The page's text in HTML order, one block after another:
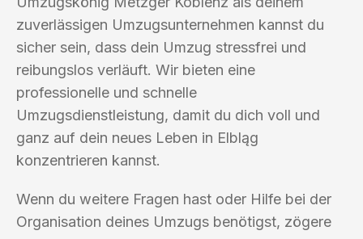
zuverlässigen Umzugsunternehmen kannst du
sicher sein, dass dein Umzug stressfrei und
reibungslos verläuft. Wir bieten eine
professionelle und schnelle
Umzugsdienstleistung, damit du dich voll und
ganz auf dein neues Leben in Elbląg
konzentrieren kannst.
Wenn du weitere Fragen hast oder Hilfe bei der
Organisation deines Umzugs benötigst, zögere